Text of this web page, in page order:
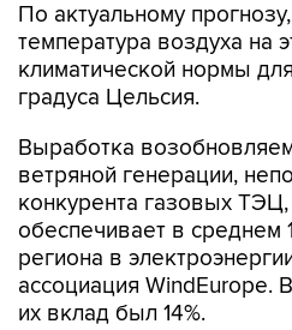
По актуальному
температура воздуха на
климатической нормы
градуса Цельсия.
Выработка
ветряной генерации,
конкурента газовых
обеспечивает в среднем
региона в
ассоциация WindEurope.
их вклад был 14%.